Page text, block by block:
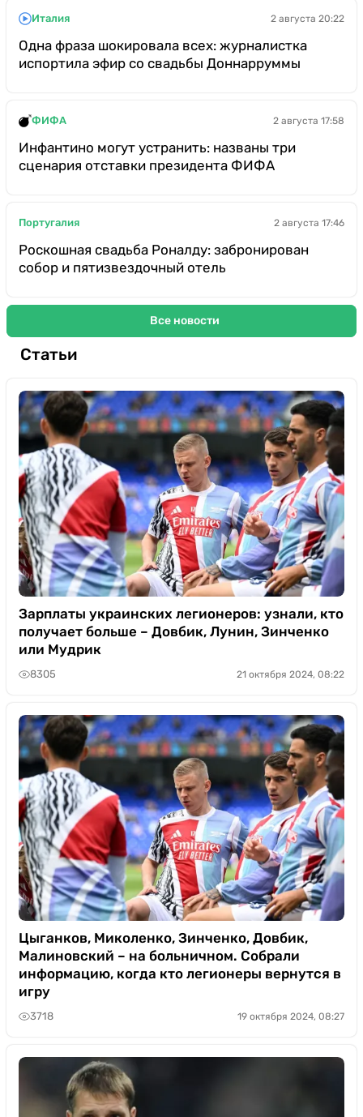
Италия 2 августа 20:22
Одна фраза шокировала всех: журналистка
испортила эфир со свадьбы Доннарруммы
ФИФА 2 августа 17:58
Инфантино могут устранить: названы три
сценария отставки президента ФИФА
Португалия 2 августа 17:46
Роскошная свадьба Роналду: забронирован
собор и пятизвездочный отель
Все новости
Статьи
Зарплаты украинских легионеров: узнали, кто
получает больше – Довбик, Лунин, Зинченко
или Мудрик
8305 21 октября 2024, 08:22
Цыганков, Миколенко, Зинченко, Довбик,
Малиновский – на больничном. Собрали
информацию, когда кто легионеры вернутся в
игру
3718 19 октября 2024, 08:27